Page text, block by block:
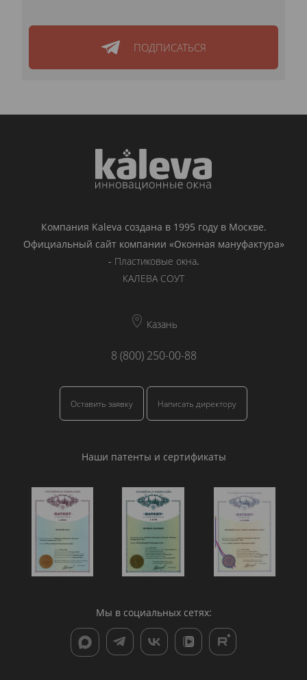
ПОДПИСАТЬСЯ
Компания Kaleva создана в 1995 году в Москве.
Официальный сайт компании «Оконная мануфактура»
- Пластиковые окна.
КАЛЕВА СОУТ
Казань
8 (800) 250-00-88
Оставить заявку Написать директору
Наши патенты и сертификаты
Мы в социальных сетях: